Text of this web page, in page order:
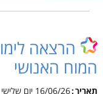
הרצאה
המוח האנושי
תאריך 16/06/26 יום שלישי